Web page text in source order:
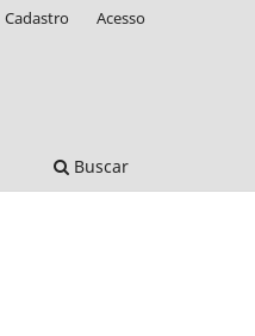
Buscar
Cadastro Acesso